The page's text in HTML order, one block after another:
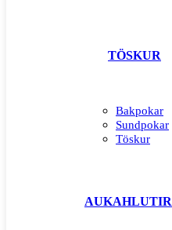
TÖSKUR
Bakpokar
Sundpokar
Töskur
AUKAHLUTIR